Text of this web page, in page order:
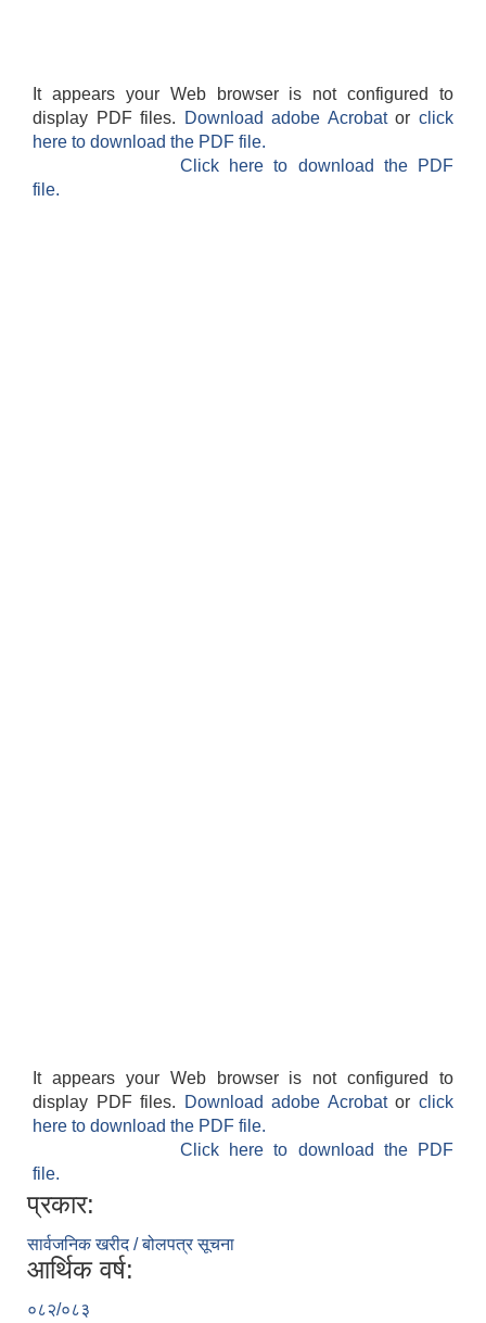
It appears your Web browser is not configured to
display PDF files.
Download adobe Acrobatorclick
here to download the PDF file.
Click here to download the PDF
file.
It appears your Web browser is not configured to
display PDF files.
Download adobe Acrobatorclick
here to download the PDF file.
Click here to download the PDF
file.
प्रकार:
सार्वजनिक खरीद / बोलपत्र सूचना
आर्थिक वर्ष:
०८२/०८३